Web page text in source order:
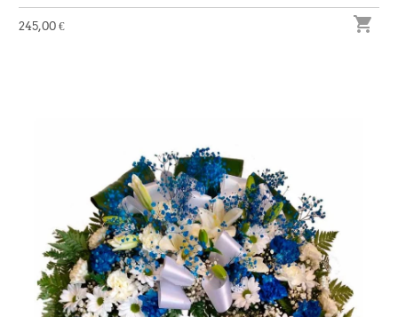
245,00 € 